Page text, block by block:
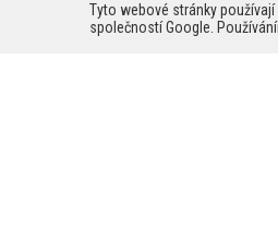
Tyto webové stránky
společností Google.